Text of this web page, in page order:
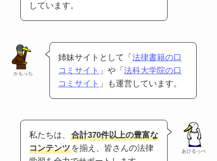
しています。
かもっち
姉妹サイトとして「 法律書籍の口
コミサイト 」や「 法科大学院の口
コミサイト 」も運営しています。
あひるっぺ
私たちは、
合計370件以上の豊富な
コンテンツを揃え、皆さんの法律